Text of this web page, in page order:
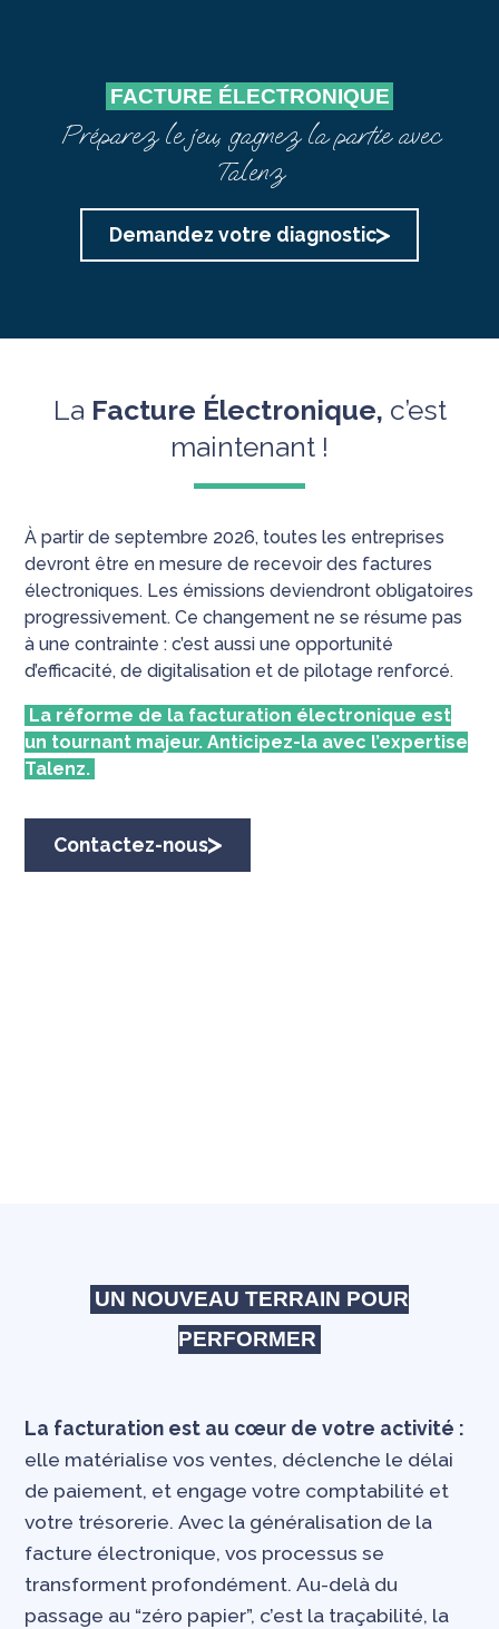
FACTURE ÉLECTRONIQUE
Préparez le jeu, gagnez la partie avec
Talenz
Demandez votre diagnostic
La Facture Électronique, c’est
maintenant !
À partir de septembre 2026, toutes les entreprises
devront être en mesure de recevoir des factures
électroniques. Les émissions deviendront obligatoires
progressivement. Ce changement ne se résume pas
à une contrainte : c’est aussi une opportunité
d’efficacité, de digitalisation et de pilotage renforcé.
La réforme de la facturation électronique est
un tournant majeur. Anticipez-la avec l’expertise
Talenz.
Contactez-nous
UN NOUVEAU TERRAIN POUR
PERFORMER
La facturation est au cœur de votre activité :
elle matérialise vos ventes, déclenche le délai
de paiement, et engage votre comptabilité et
votre trésorerie. Avec la généralisation de la
facture électronique, vos processus se
transforment profondément. Au-delà du
passage au “zéro papier”, c’est la traçabilité, la